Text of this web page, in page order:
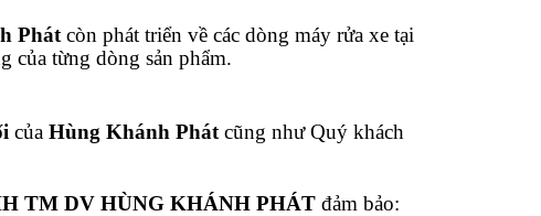
Phátcòn phát triển về các dòng máy rửa xe tại
của từng dòng sản phẩm.
của Hùng Khánh Phátcũng như Quý khách
TM DV HÙNG KHÁNH PHÁTđảm bảo: